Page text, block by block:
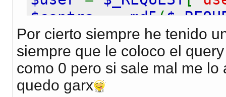
$contra
md5 (
$conn= mysql_connect
//selecciono la BDD
mysql_select_db
Por cierto siempre he tenido
siempre que le coloco el
como 0 pero si sale mal me
quedo garx